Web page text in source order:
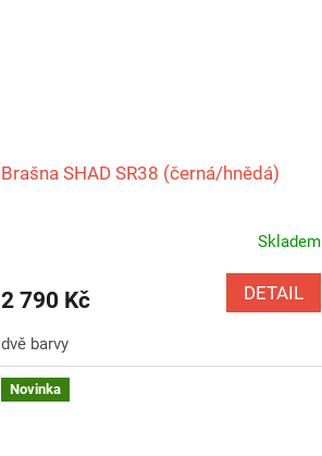
Brašna SHAD SR38 (černá/hnědá)
Skladem
2 790 Kč DETAIL
dvě barvy
Novinka